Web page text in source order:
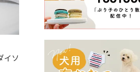
イソ